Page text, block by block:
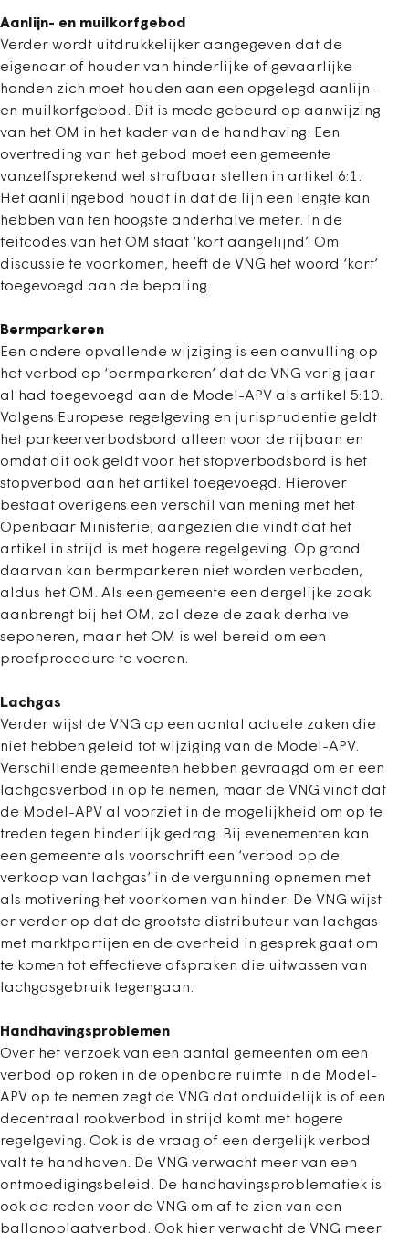
Aanlijn- en muilkorfgebod
Verder wordt uitdrukkelijker aangegeven dat de
eigenaar of houder van hinderlijke of gevaarlijke
honden zich moet houden aan een opgelegd aanlijn-
en muilkorfgebod. Dit is mede gebeurd op aanwijzing
van het OM in het kader van de handhaving. Een
overtreding van het gebod moet een gemeente
vanzelfsprekend wel strafbaar stellen in artikel 6:1.
Het aanlijngebod houdt in dat de lijn een lengte kan
hebben van ten hoogste anderhalve meter. In de
feitcodes van het OM staat ‘kort aangelijnd’. Om
discussie te voorkomen, heeft de VNG het woord ‘kort’
toegevoegd aan de bepaling.
Bermparkeren
Een andere opvallende wijziging is een aanvulling op
het verbod op ‘bermparkeren’ dat de VNG vorig jaar
al had toegevoegd aan de Model-APV als artikel 5:10.
Volgens Europese regelgeving en jurisprudentie geldt
het parkeerverbodsbord alleen voor de rijbaan en
omdat dit ook geldt voor het stopverbodsbord is het
stopverbod aan het artikel toegevoegd. Hierover
bestaat overigens een verschil van mening met het
Openbaar Ministerie, aangezien die vindt dat het
artikel in strijd is met hogere regelgeving. Op grond
daarvan kan bermparkeren niet worden verboden,
aldus het OM. Als een gemeente een dergelijke zaak
aanbrengt bij het OM, zal deze de zaak derhalve
seponeren, maar het OM is wel bereid om een
proefprocedure te voeren.
Lachgas
Verder wijst de VNG op een aantal actuele zaken die
niet hebben geleid tot wijziging van de Model-APV.
Verschillende gemeenten hebben gevraagd om er een
lachgasverbod in op te nemen, maar de VNG vindt dat
de Model-APV al voorziet in de mogelijkheid om op te
treden tegen hinderlijk gedrag. Bij evenementen kan
een gemeente als voorschrift een ‘verbod op de
verkoop van lachgas’ in de vergunning opnemen met
als motivering het voorkomen van hinder. De VNG wijst
er verder op dat de grootste distributeur van lachgas
met marktpartijen en de overheid in gesprek gaat om
te komen tot effectieve afspraken die uitwassen van
lachgasgebruik tegengaan.
Handhavingsproblemen
Over het verzoek van een aantal gemeenten om een
verbod op roken in de openbare ruimte in de Model-
APV op te nemen zegt de VNG dat onduidelijk is of een
decentraal rookverbod in strijd komt met hogere
regelgeving. Ook is de vraag of een dergelijk verbod
valt te handhaven. De VNG verwacht meer van een
ontmoedigingsbeleid. De handhavingsproblematiek is
ook de reden voor de VNG om af te zien van een
ballonoplaatverbod. Ook hier verwacht de VNG meer